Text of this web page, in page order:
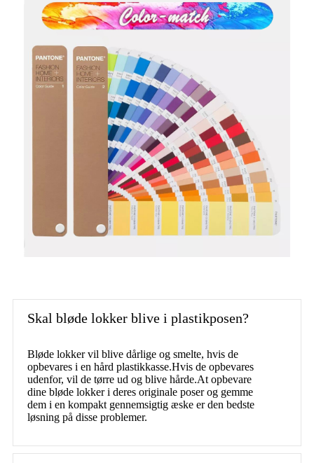
Skal bløde lokker blive i plastikposen?
Bløde lokker vil blive dårlige og smelte, hvis de
opbevares i en hård plastikkasse.Hvis de opbevares
udenfor, vil de tørre ud og blive hårde.At opbevare
dine bløde lokker i deres originale poser og gemme
dem i en kompakt gennemsigtig æske er den bedste
løsning på disse problemer.